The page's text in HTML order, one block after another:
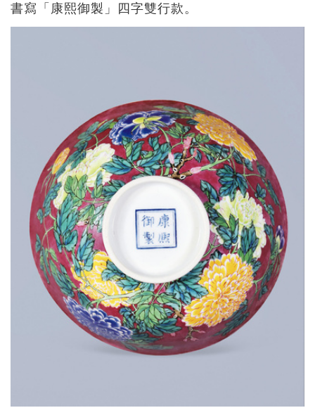
書寫「康熙御製」四字雙行款。